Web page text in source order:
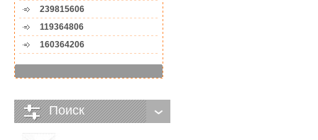
239815606
119364806
160364206
Поиск